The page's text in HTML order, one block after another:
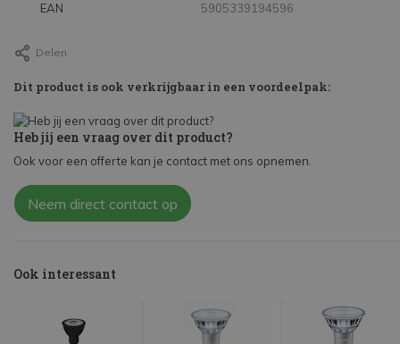
EAN 5905339194596
Delen
Dit product is ook verkrijgbaar in een voordeelpak:
Heb jij een vraag over dit product?
Ook voor een offerte kan je contact met ons opnemen.
Neem direct contact op
Ook interessant